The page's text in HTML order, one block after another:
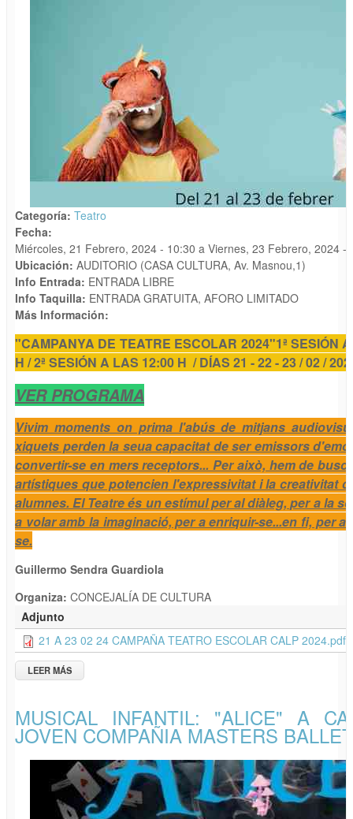
Categoría: Teatro
Fecha:
Miércoles, 21 Febrero, 2024 - 10:30 a Viernes, 23 Febrero, 2024 -
Ubicación: AUDITORIO (CASA CULTURA, Av. Masnou,1)
Info Entrada: ENTRADA LIBRE
Info Taquilla: ENTRADA GRATUITA, AFORO LIMITADO
Más Información:
"CAMPANYA DE TEATRE ESCOLAR 2024"1ª SESIÓN
H / 2ª SESIÓN A LAS 12:00 H / DÍAS 21 - 22 - 23 / 02 /
VER PROGRAMA
Vivim moments on prima l'abús de mitjans
xiquets perden la seua capacitat de ser emissors
convertir-se en mers receptors... Per això, hem de
artístiques que potencien l'expressivitat i la creativitat
alumnes. El Teatre és un estímul per al diàleg, per a la
a volar amb la imaginació, per a enriquir-se...en fi, per a
se.
Guillermo Sendra Guardiola
Organiza: CONCEJALÍA DE CULTURA
Adjunto
21 A 23 02 24 CAMPAÑA TEATRO ESCOLAR CALP 2024.pdf
LEER MÁS
MUSICAL INFANTIL: "ALICE" A
JOVEN COMPAÑIA MASTERS BALLET